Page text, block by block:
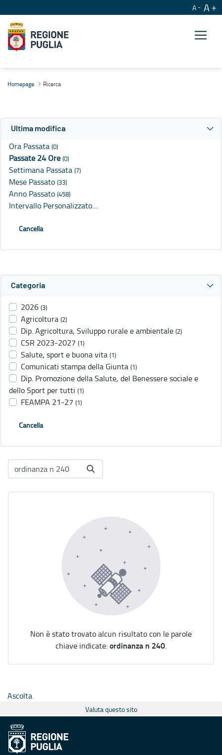
A A
Homepage Ricerca
Ultima modifica
Ora Passata (0)
Passate 24 Ore (0)
Settimana Passata (7)
Mese Passato (33)
Anno Passato (458)
Intervallo Personalizzato…
Cancella
Categoria
2026 (3)
Agricoltura (2)
Dip. Agricoltura, Sviluppo rurale e ambientale (2)
CSR 2023-2027 (1)
Salute, sport e buona vita (1)
Comunicati stampa della Giunta (1)
Dip. Promozione della Salute, del Benessere sociale e
dello Sport per tutti (1)
FEAMPA 21-27 (1)
Cancella
Non è stato trovato alcun risultato con le parole
chiave indicate:ordinanza n 240.
Ascolta
Valuta questo sito